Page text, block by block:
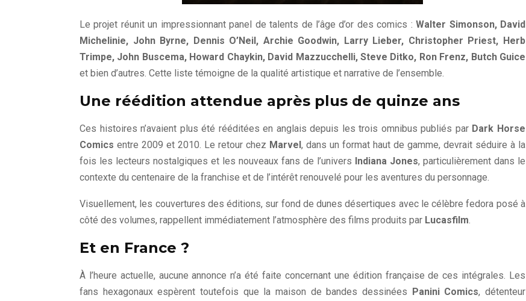
Le projet réunit un impressionnant panel de talents de l’âge d’or des comics :Walter Simonson, David
Michelinie, John Byrne, Dennis O’Neil, Archie Goodwin, Larry Lieber, Christopher Priest, Herb
Trimpe, John Buscema, Howard Chaykin, David Mazzucchelli, Steve Ditko, Ron Frenz, Butch Guice
et bien d’autres. Cette liste témoigne de la qualité artistique et narrative de l’ensemble.
Une réédition attendue après plus de quinze ans
Ces histoires n’avaient plus été rééditées en anglais depuis les trois omnibus publiés par Dark Horse
Comics entre 2009 et 2010. Le retour chez Marvel, dans un format haut de gamme, devrait séduire à la
fois les lecteurs nostalgiques et les nouveaux fans de l’univers Indiana Jones, particulièrement dans le
contexte du centenaire de la franchise et de l’intérêt renouvelé pour les aventures du personnage.
Visuellement, les couvertures des éditions, sur fond de dunes désertiques avec le célèbre fedora posé à
côté des volumes, rappellent immédiatement l’atmosphère des films produits par Lucasfilm
Et en France ?
À l’heure actuelle, aucune annonce n’a été faite concernant une édition française de ces intégrales. Les
fans hexagonaux espèrent toutefois que la maison de bandes dessinées Panini Comics, détenteur